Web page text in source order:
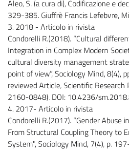
Aleo, S. (a cura di), Codificazione e
329-385. Giuffrè Francis Lefebvre,
3. 2018 - Articolo in rivista
Condorelli R.(2018). “Cultural
Integration in Complex Modern
cultural diversity management
point of view”, Sociology Mind, 8(4),
reviewed Article, Scientific Research
2160-0848). DOI: 10.4236/
4. 2017- Articolo in rivista
Condorelli R.(2017). “Gender Abuse
From Structural Coupling Theory to
System", Sociology Mind, 7(4), p.